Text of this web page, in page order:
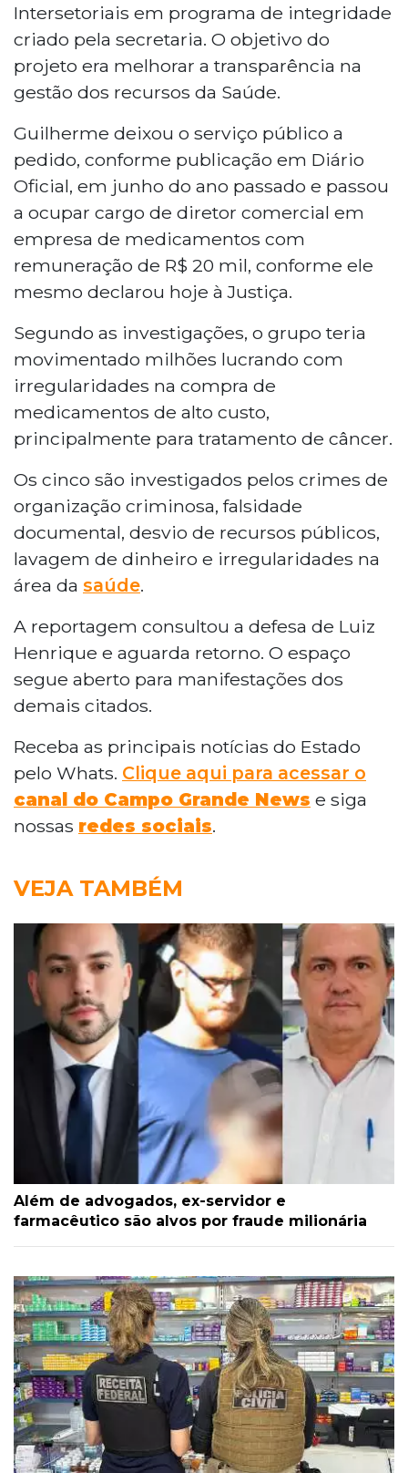
Intersetoriais em programa de integridade
criado pela secretaria. O objetivo do
projeto era melhorar a transparência na
gestão dos recursos da Saúde.
Guilherme deixou o serviço público a
pedido, conforme publicação em Diário
Oficial, em junho do ano passado e passou
a ocupar cargo de diretor comercial em
empresa de medicamentos com
remuneração de R$ 20 mil, conforme ele
mesmo declarou hoje à Justiça.
Segundo as investigações, o grupo teria
movimentado milhões lucrando com
irregularidades na compra de
medicamentos de alto custo,
principalmente para tratamento de câncer.
Os cinco são investigados pelos crimes de
organização criminosa, falsidade
documental, desvio de recursos públicos,
lavagem de dinheiro e irregularidades na
área da saúde.
A reportagem consultou a defesa de Luiz
Henrique e aguarda retorno. O espaço
segue aberto para manifestações dos
demais citados.
Receba as principais notícias do Estado
pelo Whats. Clique aqui para acessar o
canal do Campo Grande News e siga
nossas redes sociais.
VEJA TAMBÉM
Além de advogados, ex-servidor e
farmacêutico são alvos por fraude milionária